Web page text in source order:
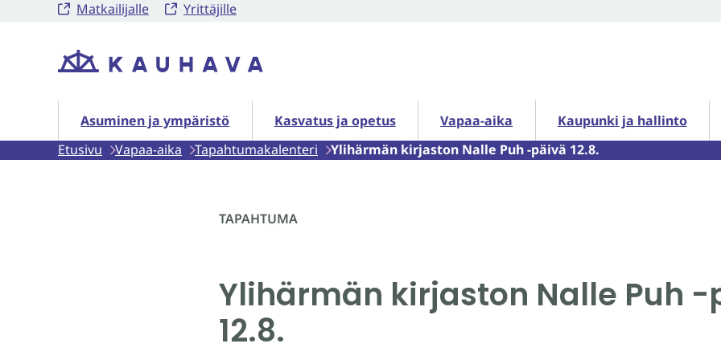
SiirryMatkailijalle Yrittäjille
Etusivu
Asuminen ja ympäristö
Asuminen ja ympäristö alasivut Kasvatus ja opetus
Kasvatus ja opetus alasivut Vapaa-aika
Vapaa-aika alasivutKaupunki ja hallinto
Kaupunki ja hallinto alasivut
Etusivu
Vapaa-aika Tapahtumakalenteri Ylihärmän kirjaston Nalle Puh -päivä 12.8.
TAPAHTUMA
Ylihärmän kirjaston Nalle Puh -
12.8.